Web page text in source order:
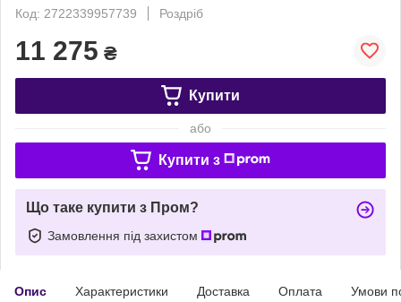
Код: 2722339957739
Роздріб
11 275 ₴
Купити
або
Купити з
Що таке купити з Пром?
Замовлення під захистом
Опис Характеристики Доставка Оплата Умови